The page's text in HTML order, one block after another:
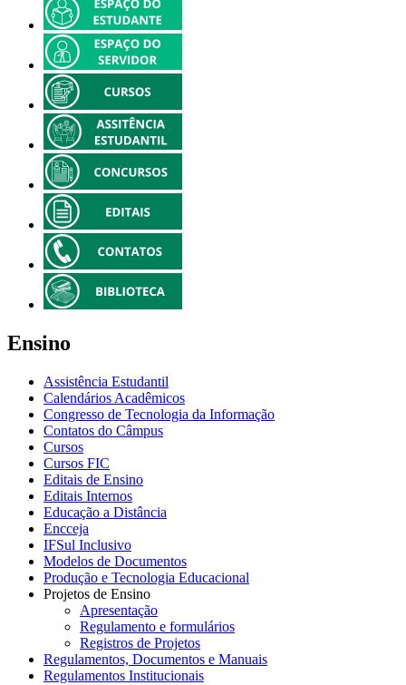
Ensino
Assistência Estudantil
Calendários Acadêmicos
Congresso de Tecnologia da Informação
Contatos do Câmpus
Cursos
Cursos FIC
Editais de Ensino
Editais Internos
Educação a Distância
Encceja
IFSul Inclusivo
Modelos de Documentos
Produção e Tecnologia Educacional
Projetos de Ensino
Apresentação
Regulamento e formulários
Registros de Projetos
Regulamentos, Documentos e Manuais
Regulamentos Institucionais